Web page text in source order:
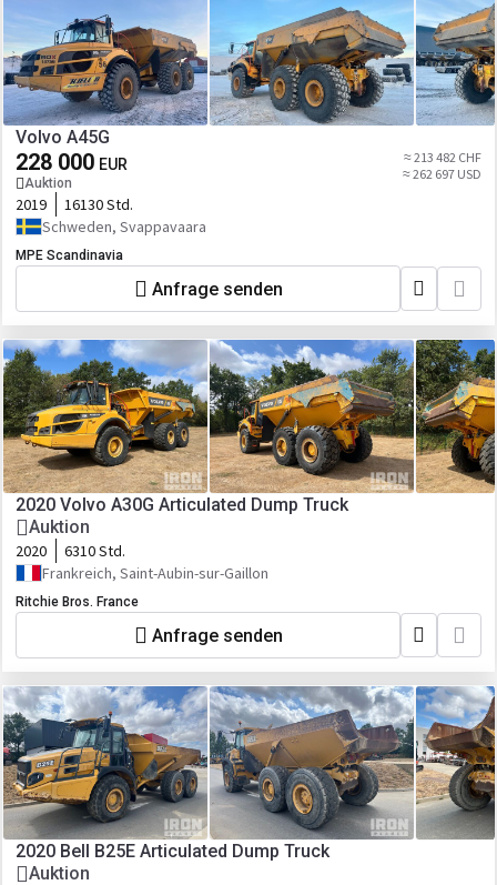
Volvo A45G
228 000 EUR
Auktion
≈ 213 482 CHF
≈ 262 697 USD
2019
16130 Std.
Schweden, Svappavaara
MPE Scandinavia
Anfrage senden
2020 Volvo A30G Articulated Dump Truck
Auktion
2020
6310 Std.
Frankreich, Saint-Aubin-sur-Gaillon
Ritchie Bros. France
Anfrage senden
2020 Bell B25E Articulated Dump Truck
Auktion